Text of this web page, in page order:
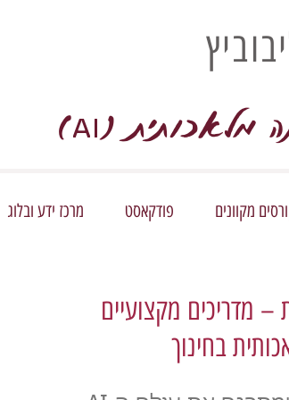
מלאכותית ( AI
)
מקוונים פודקאסט מרכז ידע ובלוג
– מדריכים מקצועיים
בחינוך